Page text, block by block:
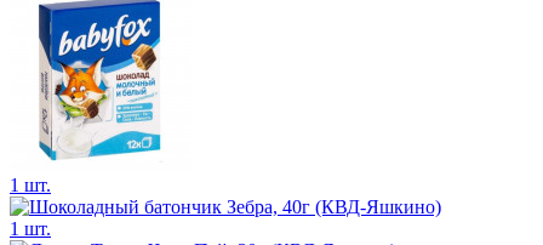
1 шт.
1 шт.